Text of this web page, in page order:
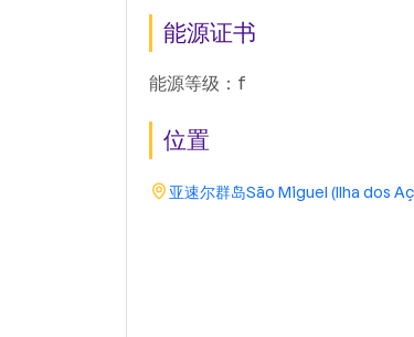
能源证书
能源等级：f
位置
亚速尔群岛São Miguel (Ilha dos